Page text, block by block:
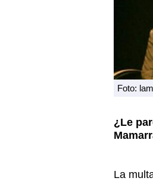
Foto:
¿Le
La